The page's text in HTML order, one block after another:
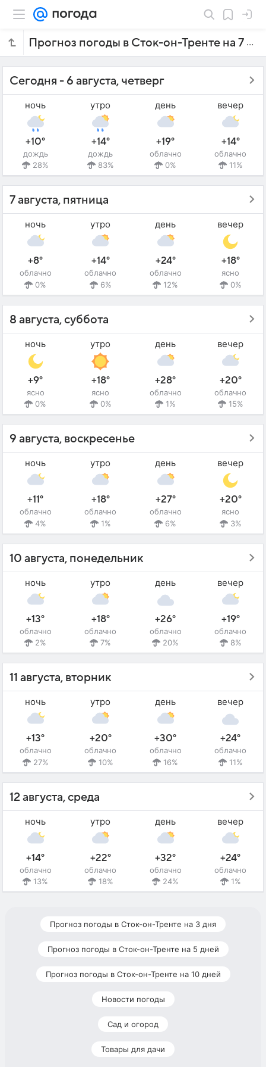
Прогноз погоды в Сток-он-Тренте на 7 дней
Сегодня - 6 августа, четверг
ночь
+10°
дождь
28%
утро
+14°
дождь
83%
день
+19°
облачно
0%
вечер
+14°
облачно
11%
7 августа, пятница
ночь
+8°
облачно
0%
утро
+14°
облачно
6%
день
+24°
облачно
12%
вечер
+18°
ясно
0%
8 августа, суббота
ночь
+9°
ясно
0%
утро
+18°
ясно
0%
день
+28°
облачно
1%
вечер
+20°
облачно
15%
9 августа, воскресенье
ночь
+11°
облачно
4%
утро
+18°
облачно
1%
день
+27°
облачно
6%
вечер
+20°
ясно
3%
10 августа, понедельник
ночь
+13°
облачно
2%
утро
+18°
облачно
7%
день
+26°
облачно
20%
вечер
+19°
облачно
8%
11 августа, вторник
ночь
+13°
облачно
27%
утро
+20°
облачно
10%
день
+30°
облачно
16%
вечер
+24°
облачно
11%
12 августа, среда
ночь
+14°
облачно
13%
утро
+22°
облачно
18%
день
+32°
облачно
24%
вечер
+24°
облачно
1%
Прогноз погоды в Сток-он-Тренте на 3 дня
Прогноз погоды в Сток-он-Тренте на 5 дней
Прогноз погоды в Сток-он-Тренте на 10 дней
Новости погоды
Сад и огород
Товары для дачи